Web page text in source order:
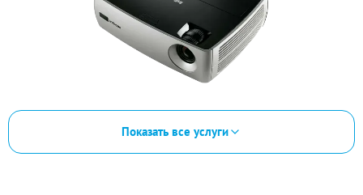
Показать все услуги